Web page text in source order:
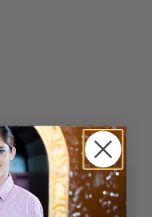
Mo, Di, Mi, Do, Fr, Sa